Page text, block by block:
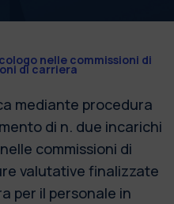
nelle commissioni di
di carriera
mediante procedura
di n. due incarichi
commissioni di
valutative finalizzate
per il personale in